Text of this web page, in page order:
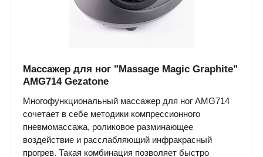
Массажер для ног "Massage Magic Graphite"
AMG714 Gezatone
Многофункциональный массажер для ног AMG714
сочетает в себе методики компрессионного
пневмомассажа, роликовое разминающее
воздействие и расслабляющий инфракрасный
прогрев. Такая комбинация позволяет быстро